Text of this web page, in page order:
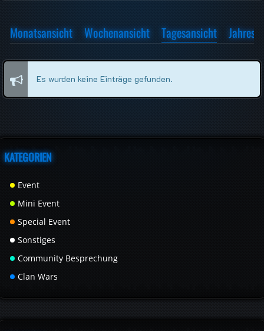
Monatsansicht Wochenansicht Tagesansicht
Es wurden keine Einträge gefunden.
KATEGORIEN
Event
Mini Event
Special Event
Sonstiges
Community Besprechung
Clan Wars